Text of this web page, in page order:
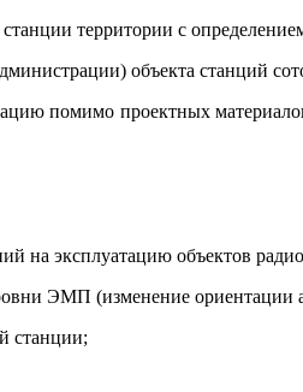
территории с
объекта станций
помимо проектных
на эксплуатацию объектов
ЭМП (изменение ориентации
станции;